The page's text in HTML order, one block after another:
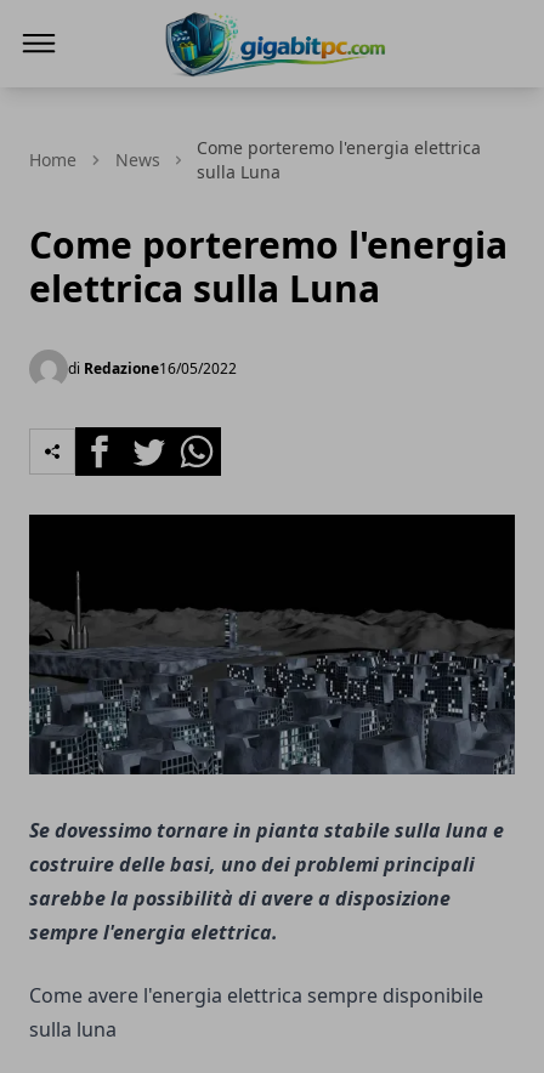
Home News
Come porteremo l'energia elettrica
sulla Luna
Come porteremo l'energia
elettrica sulla Luna
di Redazione16/05/2022
FacebookTwitterWhatsapp
Se dovessimo tornare in pianta stabile sulla luna e
costruire delle basi, uno dei problemi principali
sarebbe la possibilità di avere a disposizione
sempre l'energia elettrica.
Come avere l'energia elettrica sempre disponibile
sulla luna